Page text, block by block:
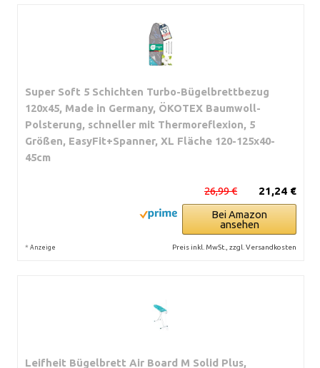
Super Soft 5 Schichten Turbo-Bügelbrettbezug
120x45, Made in Germany, ÖKOTEX Baumwoll-
Polsterung, schneller mit Thermoreflexion, 5
Größen, EasyFit+Spanner, XL Fläche 120-125x40-
45cm
21,24 €
26,99 €
Bei Amazon
ansehen
* Anzeige Preis inkl. MwSt., zzgl. Versandkosten
Leifheit Bügelbrett Air Board M Solid Plus,